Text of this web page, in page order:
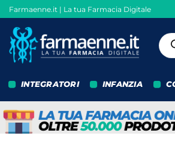
Salta
ai
contenuti
Farmaenne.it | La tua Farmacia Digitale
INTEGRATORI INFANZIA